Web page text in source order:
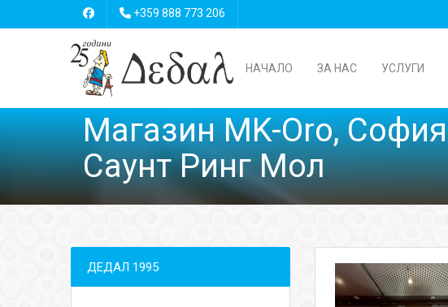
+359 888 773 206
НАЧАЛО ЗА НАС УСЛУГИ
Магазин MK-Oro, София
Саунт Ринг Мол
ДЕДАЛ 1995